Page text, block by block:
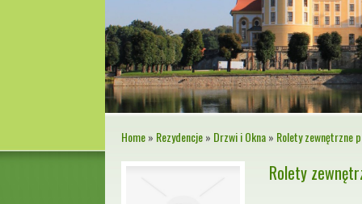
Home» Rezydencje» Drzwi i Okna» Rolety zewnętrzne
Rolety